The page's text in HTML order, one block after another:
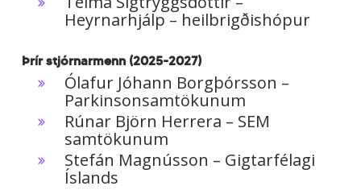
Heyrnarhjálp – heilbrigðishópur
Þrír stjórnarmenn (2025-2027)
Ólafur Jóhann Borgþórsson –
Parkinsonsamtökunum
Rúnar Björn Herrera – SEM
samtökunum
Stefán Magnússon – Gigtarfélagi
Íslands